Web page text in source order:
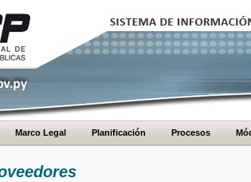
Marco Legal Planificación Procesos